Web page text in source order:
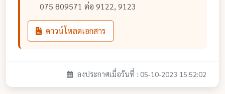
075 809571 ต่อ 9122, 9123
ดาวน์โหลดเอกสาร
ลงประกาศเมื่อวันที่ : 05-10-2023 15:52:02